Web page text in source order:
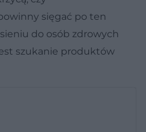
sięgać po ten
do osób zdrowych
szukanie produktów